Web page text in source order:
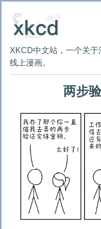
XKCD中文站，一个关
线上漫画。
两步